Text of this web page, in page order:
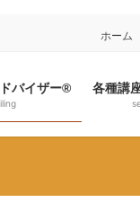
ホーム
バイザー® 各種講